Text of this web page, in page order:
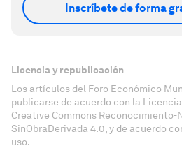
Inscríbete de forma
Licencia y republicación
Los artículos del Foro Económico
publicarse de acuerdo con la
Creative Commons Reconocimiento-
SinObraDerivada 4.0, y de acuerdo
uso.